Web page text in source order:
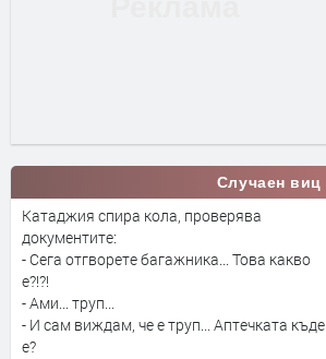
Случаен виц
Катаджия спира кола, проверява
документите:
- Сега отгворете багажника... Това какво
е?!?!
- Ами... труп...
- И сам виждам, че е труп... Аптечката къде
е?